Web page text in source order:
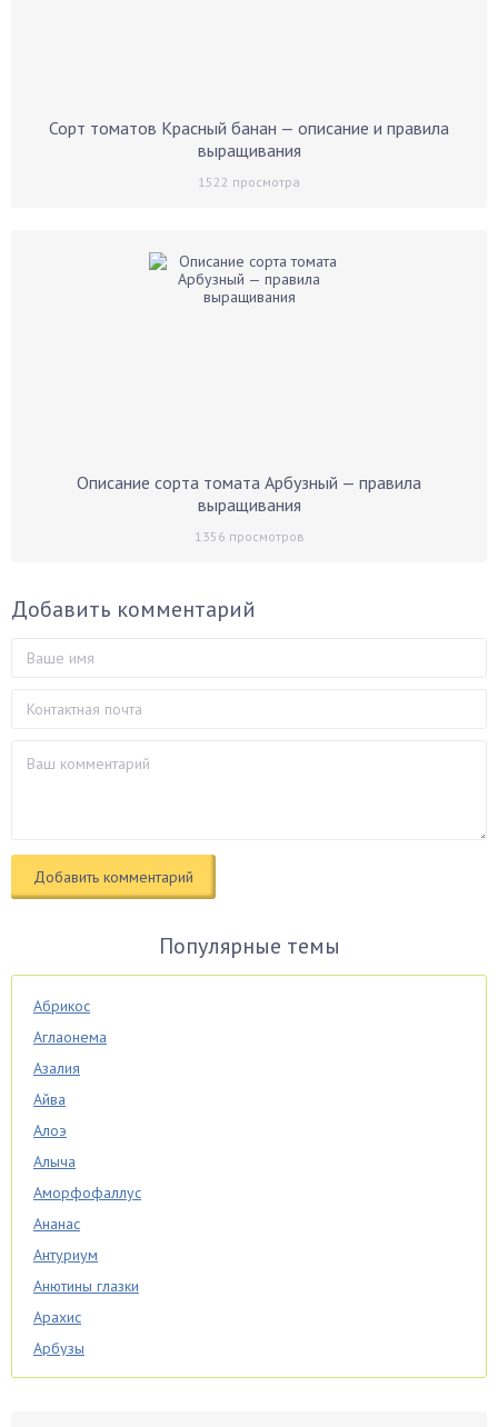
Сорт томатов Красный банан — описание и правила
выращивания
1522 просмотра
Описание сорта томата Арбузный — правила
выращивания
1356 просмотров
Добавить комментарий
Популярные темы
Абрикос
Аглаонема
Азалия
Айва
Алоэ
Алыча
Аморфофаллус
Ананас
Антуриум
Анютины глазки
Арахис
Арбузы
Аспарагус